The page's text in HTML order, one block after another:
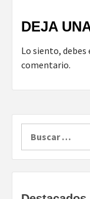
DEJA
Lo siento, debes
comentario.